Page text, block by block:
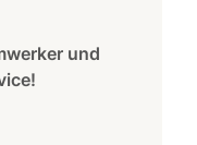
und